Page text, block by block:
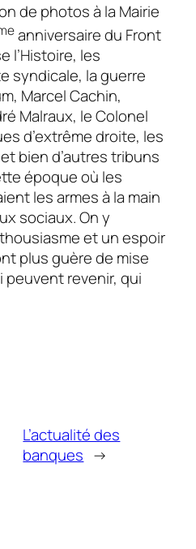
de photos à la Mairie
anniversaire du Front
l’Histoire, les
syndicale, la guerre
Marcel Cachin,
Malraux, le Colonel
d’extrême droite, les
bien d’autres tribuns
époque où les
les armes à la main
sociaux. On y
et un espoir
plus guère de mise
peuvent revenir, qui
L’actualité des
banques →